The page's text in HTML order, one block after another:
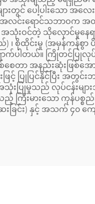
ပေါ့ပါးသော အလေးခ
း ဒီအလင်းရောင်သဘာဝ
အသုံးဝင်တဲ့ သိုလှောင်မှုနေရ
စိုထိုင်းမှု (အမှန်ကန်စွာ
ာက်ပါတယ်။ ကြိုတင်ပြု
ေတာ အနည်းဆုံးဖြစ်အ
ပြုပြင်နိုင်ပြီး အတွင်း
းပြုမှုသည် လုပ်ငန်းမျာ
မားသော ကုန်ပစ္စည်းမ
းခြင်း) နှင့် အသက် ၄၀